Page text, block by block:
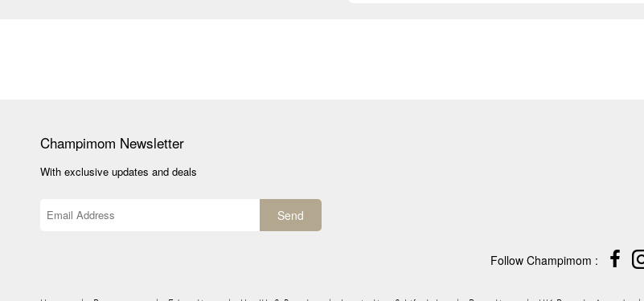
Champimom Newsletter
With exclusive updates and deals
Send
Follow Champimom :